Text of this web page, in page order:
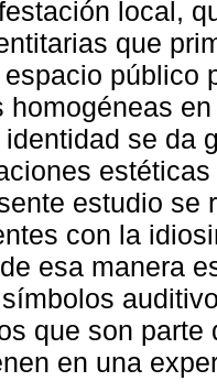
local,
que
público
homogéneas
se da
estudio se
con la
esa manera
que son
en una